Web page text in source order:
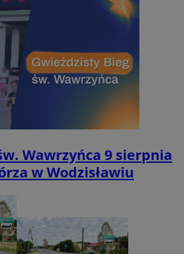
Wawrzyńca 9 sierpnia
w Wodzisławiu